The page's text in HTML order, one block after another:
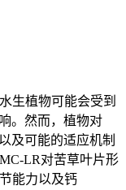
生植物可能会受到
。然而，植物对
及可能的适应机制
LR对苦草叶片形
能力以及钙